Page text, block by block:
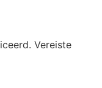
Vereiste